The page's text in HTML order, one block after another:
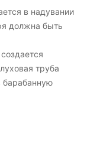
в надувании
должна быть
труба
барабанную